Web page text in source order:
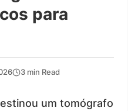
para
3 min Read
um tomógrafo